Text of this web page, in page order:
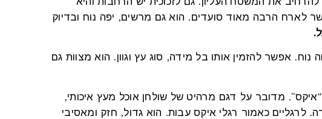
לארח הרבה מאוד סועדים. הוא גם מרשים, יפה נוח ובדיוק
אפשר להזמין אותו בל מידה, סוג עץ וגוון. הוא מצוות גם
מדובר על דגם מרהיט של שולחן אוכל מעץ איכותי,
כאמור רגלי איקס עבות. הוא גדול, חזק ומאסיבי